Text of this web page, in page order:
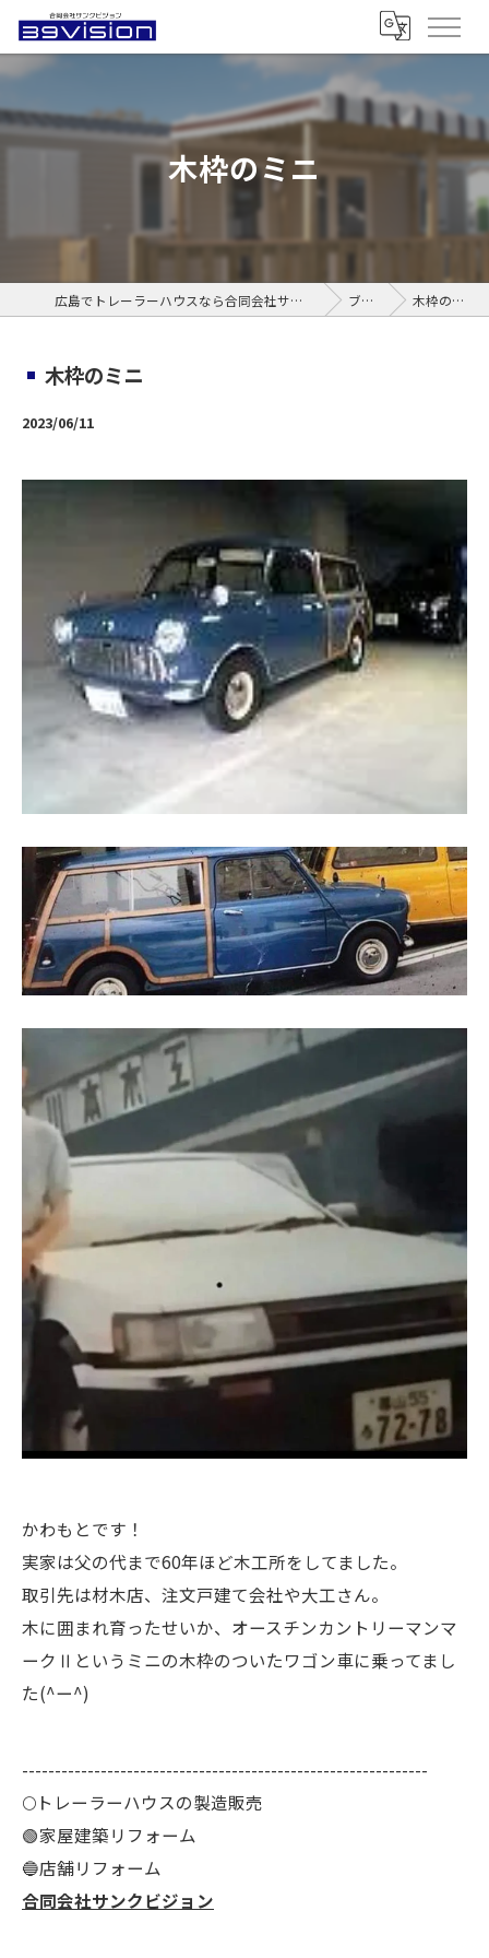
木枠のミニ
広島でトレーラーハウスなら合同会社サンクビジョン ブログ 木枠のミニ
木枠のミニ
2023/06/11
かわもとです！
実家は父の代まで60年ほど木工所をしてました。
取引先は材木店、注文戸建て会社や大工さん。
木に囲まれ育ったせいか、オースチンカントリーマンマ
ークⅡというミニの木枠のついたワゴン車に乗ってまし
た(^ー^)
--------------------------------------------------------------
🌕️トレーラーハウスの製造販売
🟢家屋建築リフォーム
🔵店舗リフォーム
合同会社サンクビジョン